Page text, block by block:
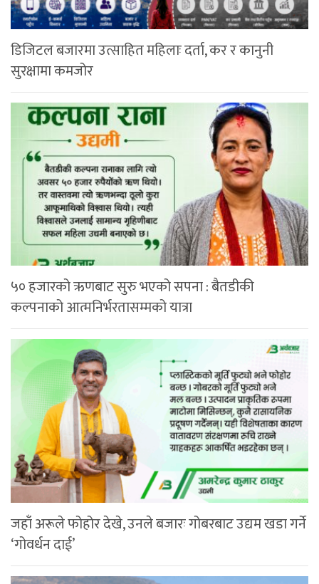
डिजिटल बजारमा उत्साहित महिलाः दर्ता, कर र कानुनी
सुरक्षामा कमजोर
५० हजारको ऋणबाट सुरु भएको सपना : बैतडीकी
कल्पनाको आत्मनिर्भरतासम्मको यात्रा
जहाँ अरूले फोहोर देखे, उनले बजारः गोबरबाट उद्यम खडा गर्ने
‘गोवर्धन दाई’